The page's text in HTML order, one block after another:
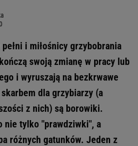
i miłośnicy grzybobrania
swoją zmianę w pracy lub
i wyruszają na bezkrwawe
dla grzybiarzy (a
z nich) są borowiki.
nie tylko "prawdziwki", a
różnych gatunków. Jeden z